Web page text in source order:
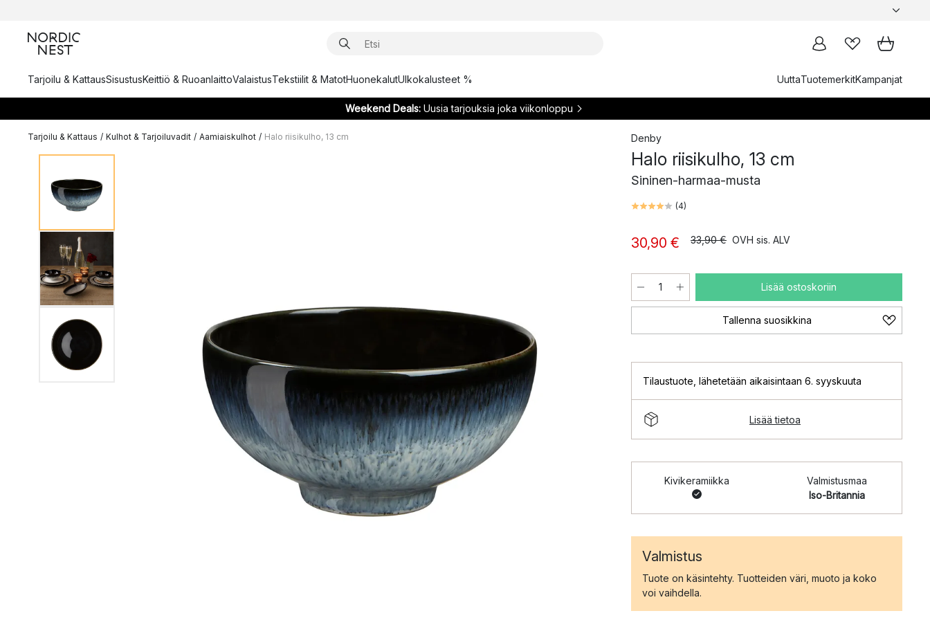
Tarjoilu & KattausSisustusKeittiö & RuoanlaittoValaistusTekstiilit & MatotHuonekalutUlkokalusteet % UuttaTuotemerkitKampanjat
Weekend Deals:Uusia tarjouksia joka viikonloppu
Tarjoilu & Kattaus / Kulhot & Tarjoiluvadit / Aamiaiskulhot / Halo riisikulho, 13 cm Denby
Halo riisikulho, 13 cm
Sininen-harmaa-musta
(4)
30,90 € 33,90 € OVH sis. ALV
Lisää ostoskoriin
Tallenna suosikkina
Tilaustuote lähetetään aikaisintaan 6. syyskuuta
Lisää tietoa
Kivikeramiikka
Valmistusmaa
Iso-Britannia
Valmistus
Tuote on käsintehty. Tuotteiden väri, muoto ja koko
voi vaihdella.